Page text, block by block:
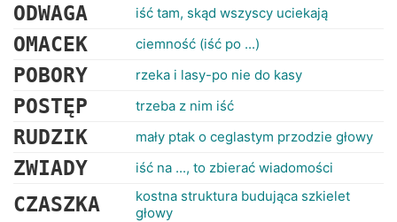
ODWAGA iść tam, skąd wszyscy uciekają
OMACEK ciemność (iść po ...)
POBORY rzeka i lasy-po nie do kasy
POSTĘP trzeba z nim iść
RUDZIK mały ptak o ceglastym przodzie głowy
ZWIADY iść na ..., to zbierać wiadomości
CZASZKA
kostna struktura budująca szkielet
głowy